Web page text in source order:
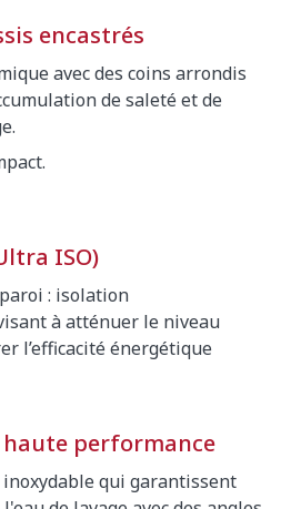
87ºC
de la machine
180 kg
encastrés
avec des coins arrondis
de saleté et de
ISO)
: isolation
à atténuer le niveau
l’efficacité énergétique
haute performance
qui garantissent